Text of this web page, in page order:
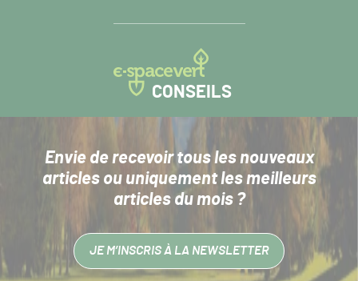
CONSEILS
Envie de recevoir tous les nouveaux
articlesou uniquement les meilleurs
articles du mois ?
JE M’INSCRIS À LA NEWSLETTER